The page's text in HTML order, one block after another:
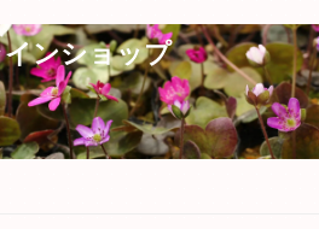
ンショップ